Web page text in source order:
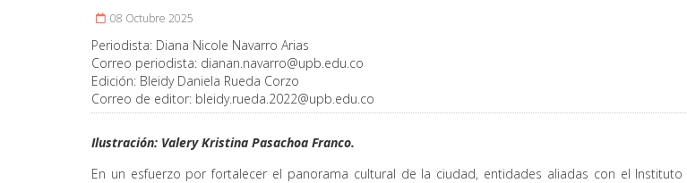
08 Octubre 2025
Periodista: Diana Nicole Navarro Arias
Correo periodista: dianan.navarro@upb.edu.co
Edición: Bleidy Daniela Rueda Corzo
Correo de editor: bleidy.rueda.2022@upb.edu.co
Ilustración: Valery Kristina Pasachoa Franco.
En un esfuerzo por fortalecer el panorama cultural de la ciudad, entidades aliadas con el Instituto